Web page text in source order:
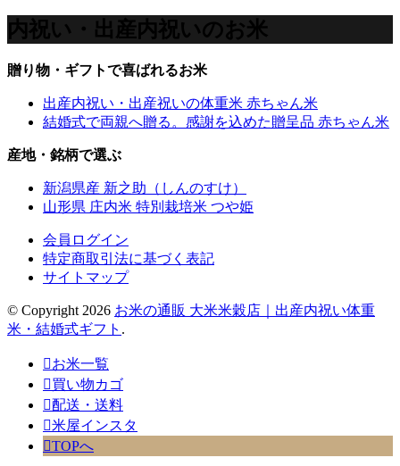
内祝い・出産内祝いのお米
贈り物・ギフトで喜ばれるお米
出産内祝い・出産祝いの体重米 赤ちゃん米
結婚式で両親へ贈る。感謝を込めた贈呈品 赤ちゃん米
産地・銘柄で選ぶ
新潟県産 新之助（しんのすけ）
山形県 庄内米 特別栽培米 つや姫
会員ログイン
特定商取引法に基づく表記
サイトマップ
© Copyright 2026 お米の通販 大米米穀店｜出産内祝い体重
米・結婚式ギフト .
お米一覧
買い物カゴ
配送・送料
米屋インスタ
TOPへ